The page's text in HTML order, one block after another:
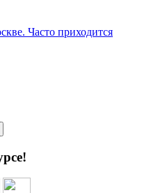
Часто приходится